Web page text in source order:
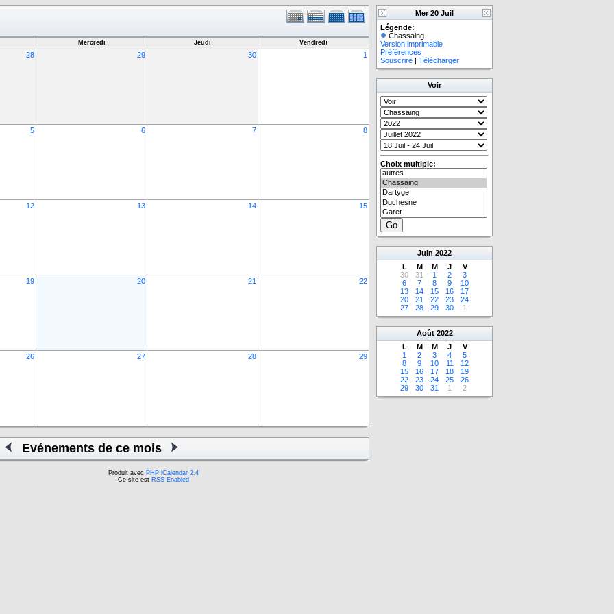
Mercredi Jeudi Vendredi
28 29 30 1
5 6 7 8
12 13 14 15
19 20 21 22
26 27 28 29
Evénements de ce mois
Mer 20 Juil
Légende:
Chassaing
Version imprimable
Préférences
Souscrire | Télécharger
Voir
Choix multiple:
Juin 2022
L
M M J
V
30
31 1 2
3
6
7 8 9
10
13
14 15 16
17
20
21 22 23
24
27
28 29 30 1
Août 2022
L
M M J
V
1
2 3 4
5
8
9 10 11
12
15
16 17 18
19
22
23 24 25
26
29
30 31 1 2
Produit avec PHP iCalendar 2.4
Ce site est RSS-Enabled